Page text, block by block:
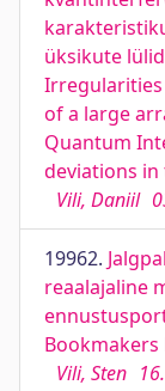
üksikute
Irregularities
of a large
Quantum
deviations in
Vili, Daniil
19962.
reaalajaline
Bookmakers
Vili, Sten